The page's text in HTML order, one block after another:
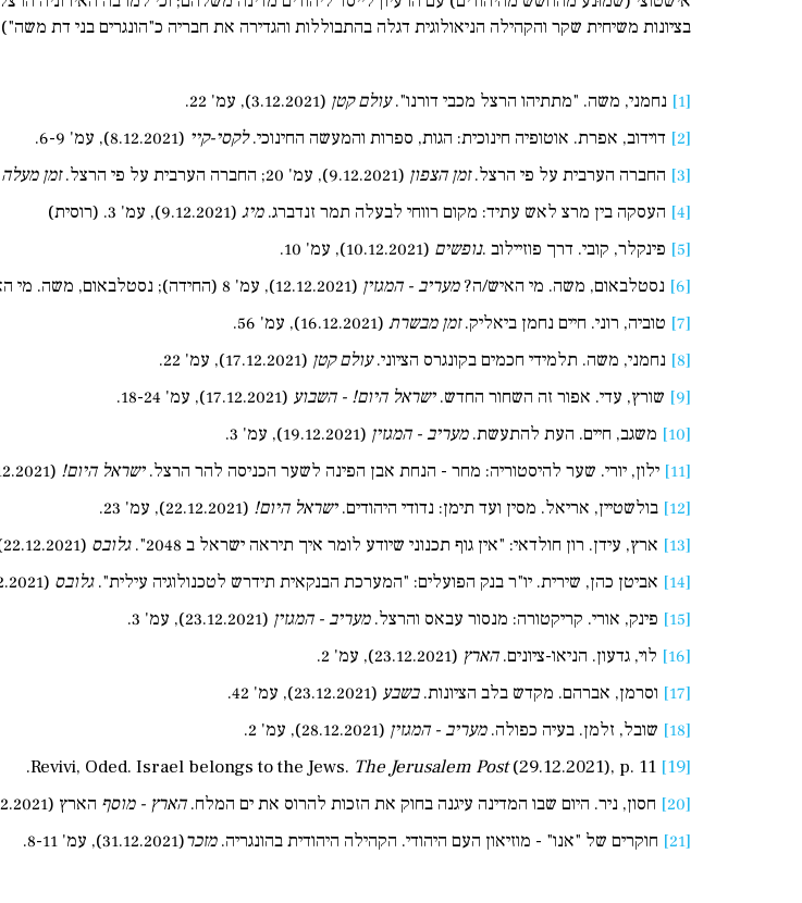
בציונות משיחית שקר והקהילה הניאולוגית דגלה בהתבוללות והגדירה את חבריה כ"הונגרים בני דת
[1] נחמני, משה. "מתתיהו הרצל מכבי דורנו".עולם קטן (3.12.2021), עמ' 22.
[2]
דוידוב, אפרת. אוטופיה חינוכית: הגות, ספרות והמעשה החינוכי.לקסי-קיי (8.12.2021), עמ' 6-9.
[3]
החברה הערבית על פי הרצל.זמן הצפון (9.12.2021), עמ' 20; החברה הערבית על פי הרצל. זמן מעלה
[4]
העסקה בין מרצ לאש עתיד: מקום רווחי לבעלה תמר זנדברג.מיג (9.12.2021), עמ' 3. (רוסית)
[5]
פינקלר, קובי. דרך פוזיילוב .נופשים (10.12.2021), עמ' 10.
[6]
נסטלבאום, משה. מי האיש/ה?מעריב-המגזין (12.12.2021), עמ' 8 (החידה); נסטלבאום, משה. מי האיש/ה?
[7]
טוביה, רוני. חיים נחמן ביאליק.זמן מבשרת (16.12.2021), עמ' 56.
[8]
נחמני, משה. תלמידי חכמים בקונגרס הציוני.עולם קטן (17.12.2021), עמ' 22.
[9]
שורץ, עדי. אפור זה השחור החדש.ישראל היום! -השבוע (17.12.2021), עמ' 18-24.
[10]
משגב, חיים. העת להתעשת.מעריב-המגזין (19.12.2021), עמ' 3.
[11]
ילון, יורי. שער להיסטוריה: מחר - הנחת אבן הפינה לשער הכניסה להר הרצל.ישראל היום! (19.12.2021), עמ' 17.
[12]
בולשטיין, אריאל. מסין ועד תימן: נדודי היהודים.ישראל היום! (22.12.2021), עמ' 23.
[13]
ארץ, עידן. רון חולדאי: "אין גוף תכנוני שיודע לומר איך תיראה ישראל ב 2048". גלובס (22.12.2021), עמ' 8.
[14]
אביטן כהן, שירית. יו"ר בנק הפועלים: "המערכת הבנקאית תידרש לטכנולוגיה עילית".גלובס (22.12.2021), עמ' 5.
[15]
פינק, אורי. קריקטורה: מנסור עבאס והרצל.מעריב-המגזין (23.12.2021), עמ' 3.
[16]
לוי, גדעון. הניאו-ציונים.הארץ (23.12.2021), עמ' 2.
[17]
וסרמן, אברהם. מקדש בלב הציונות.בשבע (23.12.2021), עמ' 42.
[18]
שובל, זלמן. בעיה כפולה.מעריב-המגזין (28.12.2021), עמ' 2.
[19]
The Jerusalem Post(29.12.2021), p. 11.
[20]
חסון, ניר. היום שבו המדינה עיגנה בחוק את הזכות להרוס את ים המלח.הארץ - מוסף הארץ (31.12.2021), עמ' 34-37.
[21]
חוקרים של "אנו" - מוזיאון העם היהודי. הקהילה היהודית בהונגריה.מזכר(31.12.2021), עמ' 8-11.